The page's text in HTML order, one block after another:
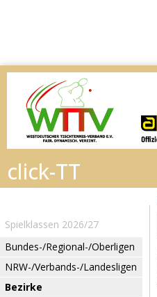
Spielklassen 2026/27
Bundes-/Regional-/Oberligen
NRW-/Verbands-/Landesligen
Bezirke